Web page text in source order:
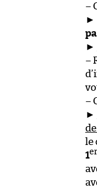
–
►
►
–
–
►
le
1er